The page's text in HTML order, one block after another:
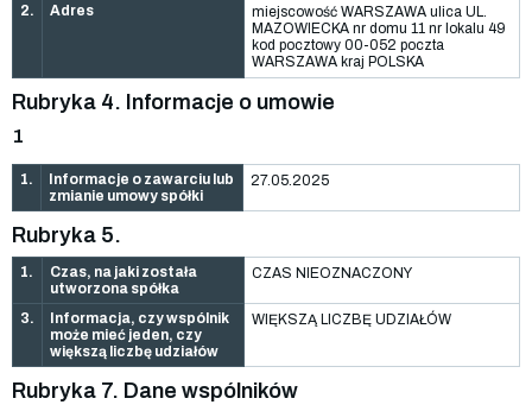
2.
Adres
miejscowość WARSZAWA ulica UL.
MAZOWIECKA nr domu 11 nr lokalu 49
kod pocztowy 00-052 poczta
WARSZAWA kraj POLSKA
Rubryka 4. Informacje o umowie
1
1.
Informacje o zawarciu lub
zmianie umowy spółki
27.05.2025
Rubryka 5.
1.
Czas, na jaki została
utworzona spółka
CZAS NIEOZNACZONY
3.
Informacja, czy wspólnik
może mieć jeden, czy
większą liczbę udziałów
WIĘKSZĄ LICZBĘ UDZIAŁÓW
Rubryka 7. Dane wspólników